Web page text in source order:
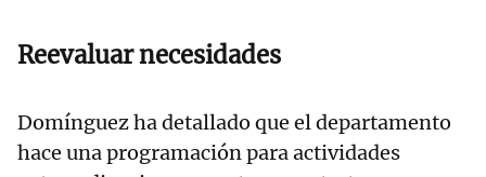
Reevaluar necesidades
Domínguez ha detallado que el departamento
hace una programación para actividades